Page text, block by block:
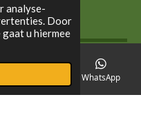
analyse-
Door
u hiermee
Sanders en De Haan | Fotografie
WhatsApp